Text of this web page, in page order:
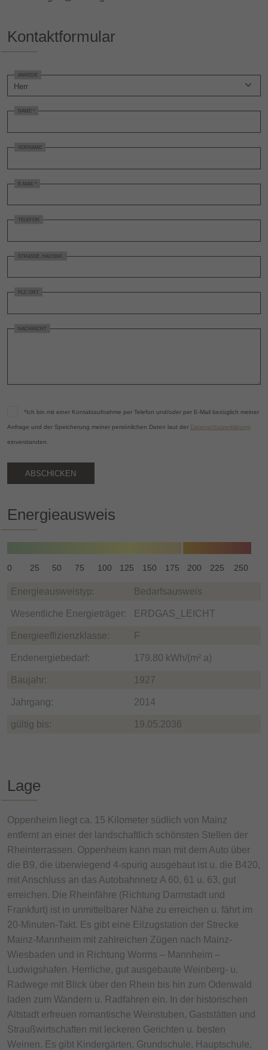
Kontaktformular
ANREDE
NAME *
VORNAME
E-MAIL *
TELEFON
STRASSE, HAUSNR.
PLZ, ORT
NACHRICHT
*Ich bin mit einer Kontaktaufnahme per Telefon und/oder per E-Mail bezüglich meiner
Anfrage und der Speicherung meiner persönlichen Daten laut der Datenschutzerklärung
einverstanden.
Energieausweis
0 25 50 75 100 125 150 175 200 225 250
Energieausweistyp: Bedarfsausweis
Wesentliche Energieträger: ERDGAS_LEICHT
Energieeffizienzklasse: F
Endenergiebedarf: 179.80 kWh/(m² a)
Baujahr: 1927
Jahrgang: 2014
gültig bis: 19.05.2036
Lage
Oppenheim liegt ca. 15 Kilometer südlich von Mainz
entfernt an einer der landschaftlich schönsten Stellen der
Rheinterrassen. Oppenheim kann man mit dem Auto über
die B9, die überwiegend 4-spurig ausgebaut ist u. die B420,
mit Anschluss an das Autobahnnetz A 60, 61 u. 63, gut
erreichen. Die Rheinfähre (Richtung Darmstadt und
Frankfurt) ist in unmittelbarer Nähe zu erreichen u. fährt im
20-Minuten-Takt. Es gibt eine Eilzugstation der Strecke
Mainz-Mannheim mit zahlreichen Zügen nach Mainz-
Wiesbaden und in Richtung Worms – Mannheim –
Ludwigshafen. Herrliche, gut ausgebaute Weinberg- u.
Radwege mit Blick über den Rhein bis hin zum Odenwald
laden zum Wandern u. Radfahren ein. In der historischen
Altstadt erfreuen romantische Weinstuben, Gaststätten und
Straußwirtschaften mit leckeren Gerichten u. besten
Weinen. Es gibt Kindergärten, Grundschule, Hauptschule,